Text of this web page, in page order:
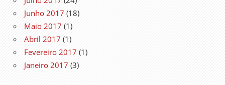
Junho 2017 (18)
Maio 2017 (1)
Abril 2017 (1)
Fevereiro 2017 (1)
Janeiro 2017 (3)